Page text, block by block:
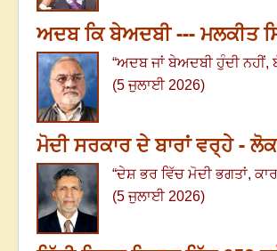
ਅਦਬ ਕਿ ਬੇਅਦਬੀ --- ਮਲਕੀਤ
“ਅਦਬ ਜਾਂ ਬੇਅਦਬੀ ਹੁੰਦੀ ਨਹੀਂ,
(5 ਜੁਲਾਈ 2026)
ਮੋਦੀ ਸਰਕਾਰ ਦੇ ਬਾਰਾਂ ਵਰ੍ਹੇ -
“ਦੇਸ਼ ਭਰ ਵਿੱਚ ਮੋਦੀ ਭਗਤਾਂ,
(5 ਜੁਲਾਈ 2026)